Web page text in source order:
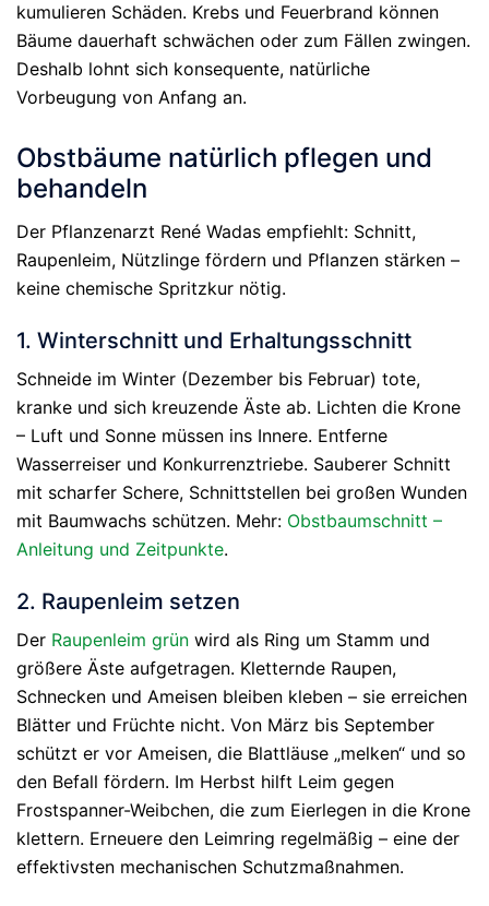
kumulieren Schäden. Krebs und Feuerbrand können
Bäume dauerhaft schwächen oder zum Fällen zwingen.
Deshalb lohnt sich konsequente, natürliche
Vorbeugung von Anfang an.
Obstbäume natürlich pflegen und
behandeln
Der Pflanzenarzt René Wadas empfiehlt: Schnitt,
Raupenleim, Nützlinge fördern und Pflanzen stärken –
keine chemische Spritzkur nötig.
1. Winterschnitt und Erhaltungsschnitt
Schneide im Winter (Dezember bis Februar) tote,
kranke und sich kreuzende Äste ab. Lichten die Krone
– Luft und Sonne müssen ins Innere. Entferne
Wasserreiser und Konkurrenztriebe. Sauberer Schnitt
mit scharfer Schere, Schnittstellen bei großen Wunden
mit Baumwachs schützen. Mehr: Obstbaumschnitt –
Anleitung und Zeitpunkte.
2. Raupenleim setzen
Der Raupenleim grün wird als Ring um Stamm und
größere Äste aufgetragen. Kletternde Raupen,
Schnecken und Ameisen bleiben kleben – sie erreichen
Blätter und Früchte nicht. Von März bis September
schützt er vor Ameisen, die Blattläuse „melken“ und so
den Befall fördern. Im Herbst hilft Leim gegen
Frostspanner-Weibchen, die zum Eierlegen in die Krone
klettern. Erneuere den Leimring regelmäßig – eine der
effektivsten mechanischen Schutzmaßnahmen.